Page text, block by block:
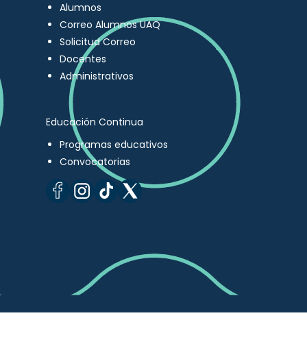
Alumnos
Correo Alumnos UAQ
Solicitud Correo
Docentes
Administrativos
Educación Continua
Programas educativos
Convocatorias